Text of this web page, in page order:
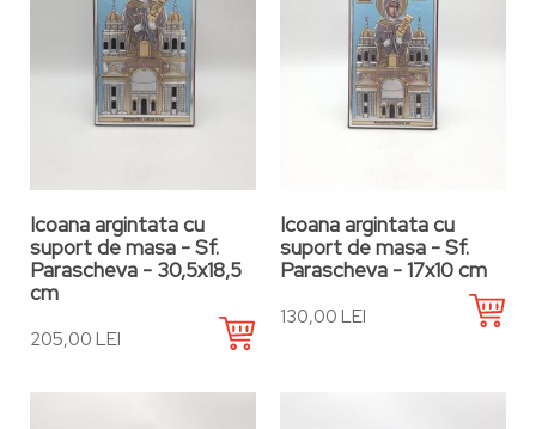
Icoana argintata cu
suport de masa - Sf.
Parascheva - 30,5x18,5
cm
205,00 LEI
Icoana argintata cu
suport de masa - Sf.
Parascheva - 17x10 cm
130,00 LEI